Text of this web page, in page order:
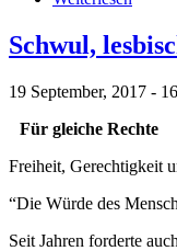
Schwul,
19 September, 2017 -
Für gleiche Rechte
Freiheit, Gerechtigkeit
“Die Würde des
Seit Jahren forderte